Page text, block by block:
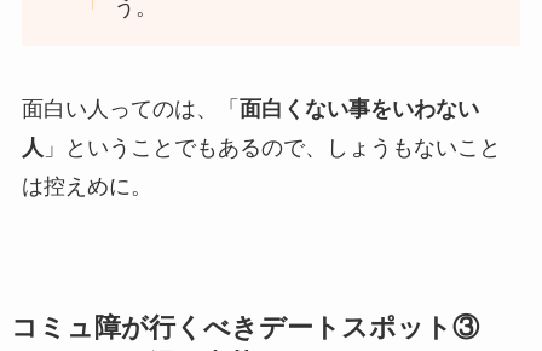
う。
面白い人ってのは、「 面白くない事をいわない
人 」ということでもあるので、しょうもないこと
は控えめに。
コミュ障が行くべきデートスポット③